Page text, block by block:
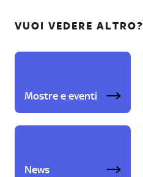
VUOI VEDERE ALTRO?
Mostre e eventi
News